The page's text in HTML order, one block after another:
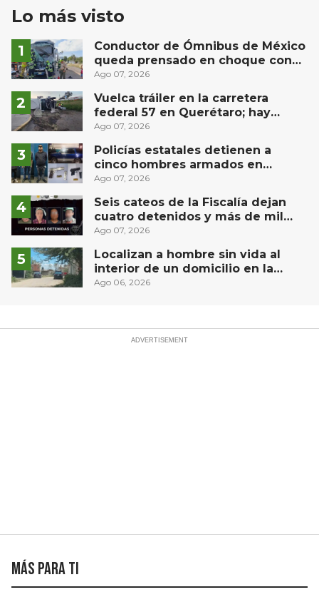
Lo más visto
Conductor de Ómnibus de México
queda prensado en choque con
materialista en San Juan del Río
Ago 07, 2026
Vuelca tráiler en la carretera
federal 57 en Querétaro; hay
derrame de combustible
Ago 07, 2026
Policías estatales detienen a
cinco hombres armados en
Puebla capital
Ago 07, 2026
Seis cateos de la Fiscalía dejan
cuatro detenidos y más de mil
dosis aseguradas en Querétaro
Ago 07, 2026
Localizan a hombre sin vida al
interior de un domicilio en la
comunidad El Rodeo, San Juan del
Ago 06, 2026
Más para ti